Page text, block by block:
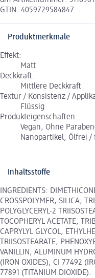
GTIN: 4059729584847
Produktmerkmale
Effekt:
Matt
Deckkraft:
Mittlere Deckkraft
Textur / Konsistenz /
Flüssig
Produkteigenschaften:
Vegan, Ohne
Nanopartikel, Ölfrei /
Inhaltsstoffe
INGREDIENTS:
CROSSPOLYMER, SILICA,
POLYGLYCERYL-2
TOCOPHERYL ACETATE,
CAPRYLYL GLYCOL,
TRIISOSTEARATE,
VANILLIN, ALUMINUM
(IRON OXIDES), CI 77492
77891 (TITANIUM DIOXIDE).